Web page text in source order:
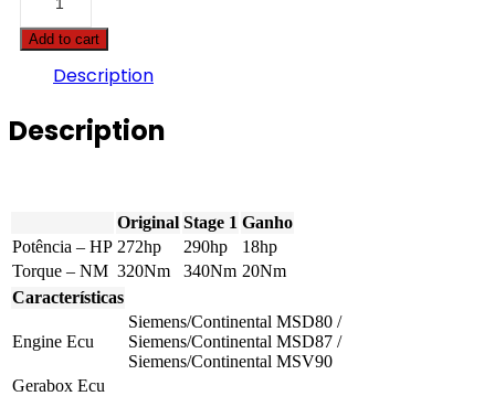
5
serie
quantity
Add to cart
Description
Description
Original Stage 1 Ganho
Potência – HP 272hp 290hp
18hp
Torque – NM 320Nm 340Nm 20Nm
Características
Engine Ecu
Siemens/Continental MSD80 /
Siemens/Continental MSD87 /
Siemens/Continental MSV90
Gerabox Ecu